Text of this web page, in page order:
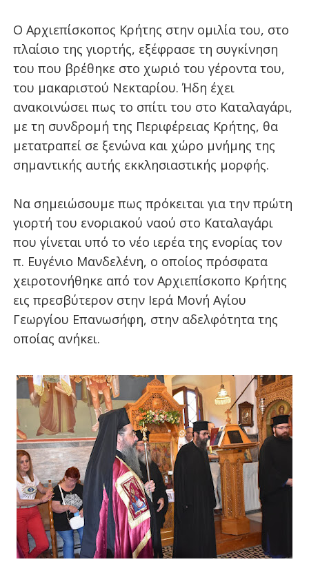
Ο Αρχιεπίσκοπος Κρήτης στην ομιλία του, στο
πλαίσιο της γιορτής, εξέφρασε τη συγκίνηση
του που βρέθηκε στο χωριό του γέροντα του,
του μακαριστού Νεκταρίου. Ήδη έχει
ανακοινώσει πως το σπίτι του στο Καταλαγάρι,
με τη συνδρομή της Περιφέρειας Κρήτης, θα
μετατραπεί σε ξενώνα και χώρο μνήμης της
σημαντικής αυτής εκκλησιαστικής μορφής.
Να σημειώσουμε πως πρόκειται για την πρώτη
γιορτή του ενοριακού ναού στο Καταλαγάρι
που γίνεται υπό το νέο ιερέα της ενορίας τον
π. Ευγένιο Μανδελένη, ο οποίος πρόσφατα
χειροτονήθηκε από τον Αρχιεπίσκοπο Κρήτης
εις πρεσβύτερον στην Ιερά Μονή Αγίου
Γεωργίου Επανωσήφη, στην αδελφότητα της
οποίας ανήκει.